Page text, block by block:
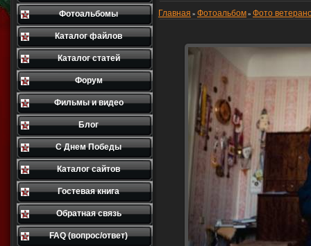
Фотоальбомы
Каталог файлов
Каталог статей
Форум
Фильмы и видео
Блог
С Днем Победы
Каталог сайтов
Гостевая книга
Обратная связь
FAQ (вопрос/ответ)
Главная » Фотоальбом » Фото